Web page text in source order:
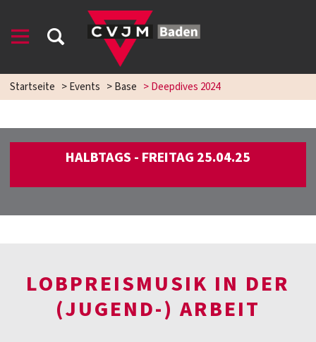
Startseite >Events >Base >Deepdives 2024
HALBTAGS - FREITAG 25.04.25
LOBPREISMUSIK IN DER
(JUGEND-) ARBEIT